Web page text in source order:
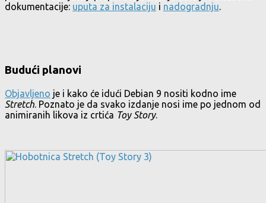
dokumentacije: uputa za instalaciju i nadogradnju.
Budući planovi
Objavljeno je i kako će idući Debian 9 nositi kodno ime
Stretch. Poznato je da svako izdanje nosi ime po jednom od
animiranih likova iz crtića Toy Story.